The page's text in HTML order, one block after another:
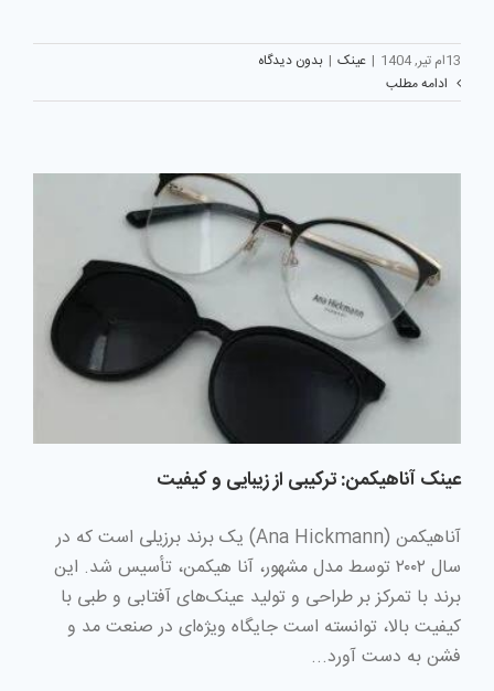
13ام تیر, 1404 | عینک | بدون دیدگاه
ادامه مطلب
عینک‌ آناهیکمن: ترکیبی از زیبایی و کیفیت
آناهیکمن (Ana Hickmann) یک برند برزیلی است که در
سال ۲۰۰۲ توسط مدل مشهور، آنا هیکمن، تأسیس شد. این
برند با تمرکز بر طراحی و تولید عینک‌های آفتابی و طبی با
کیفیت بالا، توانسته است جایگاه ویژه‌ای در صنعت مد و
فشن به دست آورد...